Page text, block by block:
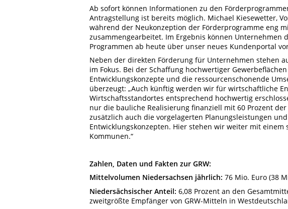
Ab sofort können Informationen zu den
Antragstellung ist bereits möglich. Michael Kiesewetter,
während der Neukonzeption der Förderprogramme eng
zusammengearbeitet. Im Ergebnis können
Programmen ab heute über unser neues Kundenportal
Neben der direkten Förderung für Unternehmen stehen
im Fokus. Bei der Schaffung hochwertiger
Entwicklungskonzepte und die ressourcenschonende
überzeugt: „Auch künftig werden wir für wirtschaftliche
Wirtschaftsstandortes entsprechend hochwertig
nur die bauliche Realisierung finanziell mit 60 Prozent
zusätzlich auch die vorgelagerten Planungsleistungen
Entwicklungskonzepten. Hier stehen wir weiter mit einem
Kommunen.“
Zahlen, Daten und Fakten zur GRW:
Mittelvolumen Niedersachsen jährlich: 76 Mio. Euro (38
Niedersächsischer Anteil: 6,08 Prozent an den
zweitgrößte Empfänger von GRW-Mitteln in